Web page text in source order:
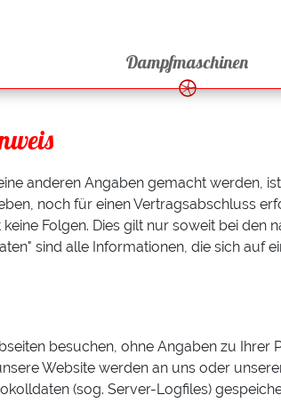
Dampfmaschinen
anderen Angaben gemacht werden,
noch für einen Vertragsabschluss
Folgen. Dies gilt nur soweit bei
sind alle Informationen, die sich auf
besuchen, ohne Angaben zu Ihrer
Website werden an uns oder
(sog. Server-Logfiles)